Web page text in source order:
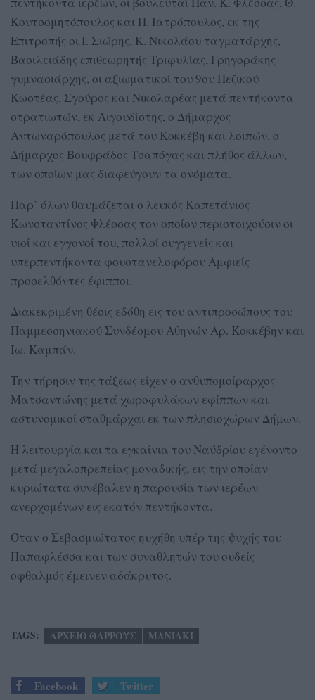
Κουτσομητόπουλος και Π. Ιατρόπουλος, εκ της
Επιτροπής οι Ι. Σιώρης, Κ. Νικολάου ταγματάρχης,
Βασιλειάδης επιθεωρητής Τριφυλίας, Γρηγοράκης
γυμνασιάρχης, οι αξιωματικοί του 9ου Πεζικού
Κωστέας, Σγούρος και Νικολαρέας μετά πεντήκοντα
στρατιωτών, εκ Λιγουδίστης, ο Δήμαρχος
Αντωναρόπουλος μετά του Κοκκέβη και λοιπών, ο
Δήμαρχος Βουφράδος Τσαπόγας και πλήθος άλλων,
των οποίων μας διαφεύγουν τα ονόματα.
Παρ’ όλων θαυμάζεται ο λευκός Καπετάνιος
Κωνσταντίνος Φλέσσας τον οποίον περιστοιχούσιν οι
υιοί και εγγονοί του, πολλοί συγγενείς και
υπερπεντήκοντα φουστανελοφόρου Αμφιείς
προσελθόντες έφιπποι.
Διακεκριμένη θέσις εδόθη εις του αντιπροσώπους του
Παμμεσσηνιακού Συνδέσμου Αθηνών Αρ. Κοκκέβην και
Ιω. Καμπάν.
Την τήρησιν της τάξεως είχεν ο ανθυπομοίραρχος
Ματσαντώνης μετά χωροφυλάκων εφίππων και
αστυνομικοί σταθμάρχαι εκ των πλησιοχώρων Δήμων.
Η λειτουργία και τα εγκαίνια του Ναΰδρίου εγένοντο
μετά μεγαλοπρεπείας μοναδικής, εις την οποίαν
κυριώτατα συνέβαλεν η παρουσία των ιερέων
ανερχομένων εις εκατόν πεντήκοντα.
Όταν ο Σεβασμιώτατος ηυχήθη υπέρ της ψυχής του
Παπαφλέσσα και των συναθλητών του ουδείς
οφθαλμός έμεινεν αδάκρυτος.
TAGS: ΑΡΧΕΙΟ ΘΑΡΡΟΥΣ ΜΑΝΙΑΚΙ
Facebook Twitter